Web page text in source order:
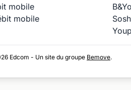
mobile
mobile
Sosh
Edcom - Un site du groupe Bemove.